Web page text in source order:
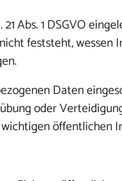
Abs. 1 DSGVO
feststeht,
Daten
oder